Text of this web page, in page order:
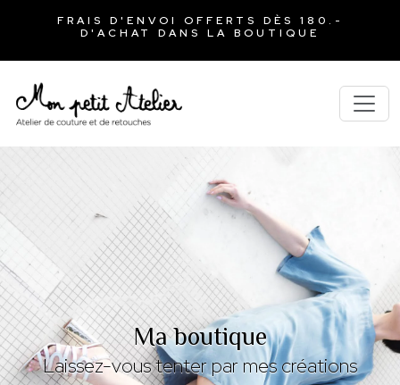
FRAIS D'ENVOI OFFERTS DÈS 180.-
D'ACHAT DANS LA BOUTIQUE
Ma boutique
Laissez-vous tenter par mes créations